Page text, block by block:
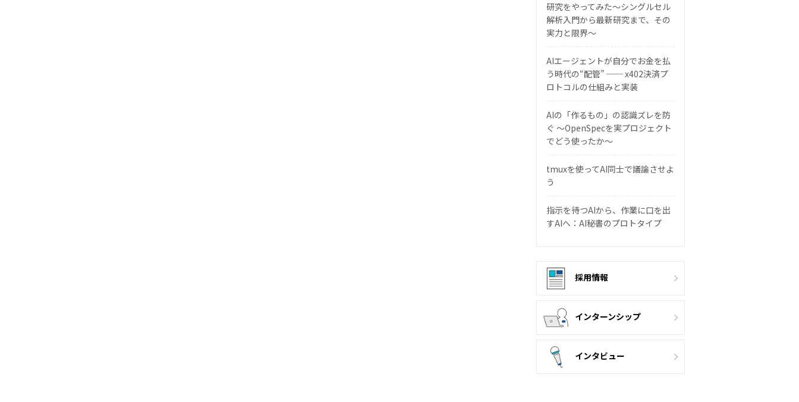
研究をやってみた〜シングルセル
解析入門から最新研究まで、その
実力と限界〜
AIエージェントが自分でお金を払
う時代の“配管” ── x402決済プ
ロトコルの仕組みと実装
AIの「作るもの」の認識ズレを防
ぐ 〜OpenSpecを実プロジェクト
でどう使ったか〜
tmuxを使ってAI同士で議論させよ
う
指示を待つAIから、作業に口を出
すAIへ：AI秘書のプロトタイプ
採用情報
インターンシップ
インタビュー